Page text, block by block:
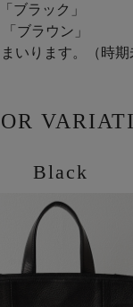
ブラック」
ブラウン」
いります。（時期
Black